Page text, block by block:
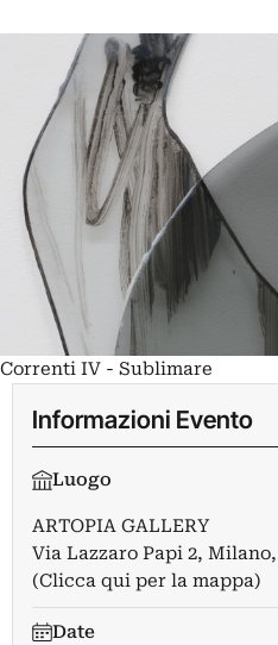
Correnti IV - Sublimare
Informazioni Evento
Luogo
ARTOPIA GALLERY
Via Lazzaro Papi 2,
(Clicca qui per la mappa)
Date